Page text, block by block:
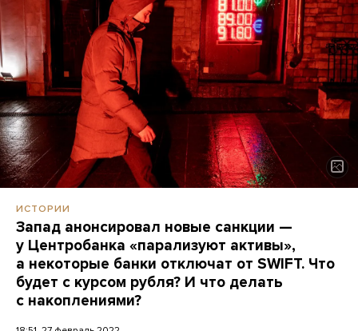
ИСТОРИИ
Запад анонсировал новые санкции —
у Центробанка «парализуют активы»,
а некоторые банки отключат от SWIFT. Что
будет с курсом рубля? И что делать
с накоплениями?